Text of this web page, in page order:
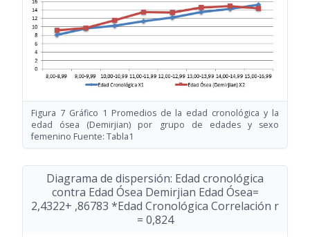
Figura 7 Gráfico 1 Promedios de la edad cronológica y la
edad ósea (Demirjian) por grupo de edades y sexo
femenino Fuente: Tabla1
Diagrama de dispersión: Edad cronológica
contra Edad Ósea Demirjian Edad Ósea=
2,4322+ ,86783 *Edad Cronológica Correlación r
= 0,824